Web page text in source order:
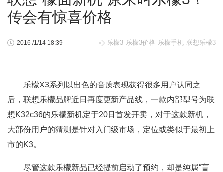
传会有惊喜价格
乐檬3 乐檬3价格 乐檬手机 联想乐檬3
2016 /1/14 18:39
乐檬X3系列以出色的音质表现获得很多用户认同之
后，联想乐檬品牌近日再度更新产品线，一款内部型号为联
想K32c36的乐檬新机定于20日首发开卖，对于这款新机，
大部份用户的猜测是针对入门级市场，定位或类似于最初上
市的K3。
尽管这款乐檬新品已经提前启动了预约，却是纯属“盲